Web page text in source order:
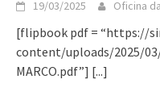
19/03/2025 Oficina
[flipbook pdf = “https://
content/uploads/2025/03/
MARCO.pdf”] [...]